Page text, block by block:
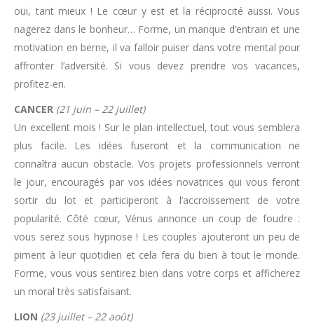
oui, tant mieux ! Le cœur y est et la réciprocité aussi. Vous
nagerez dans le bonheur… Forme, un manque d’entrain et une
motivation en berne, il va falloir puiser dans votre mental pour
affronter l’adversité. Si vous devez prendre vos vacances,
profitez-en.
CANCER (21 juin – 22 juillet)
Un excellent mois ! Sur le plan intellectuel, tout vous semblera
plus facile. Les idées fuseront et la communication ne
connaîtra aucun obstacle. Vos projets professionnels verront
le jour, encouragés par vos idées novatrices qui vous feront
sortir du lot et participeront à l’accroissement de votre
popularité. Côté cœur, Vénus annonce un coup de foudre :
vous serez sous hypnose ! Les couples ajouteront un peu de
piment à leur quotidien et cela fera du bien à tout le monde.
Forme, vous vous sentirez bien dans votre corps et afficherez
un moral très satisfaisant.
LION (23 juillet – 22 août)